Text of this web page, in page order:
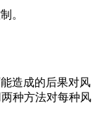
。
造成的后果对风
种方法对每种风